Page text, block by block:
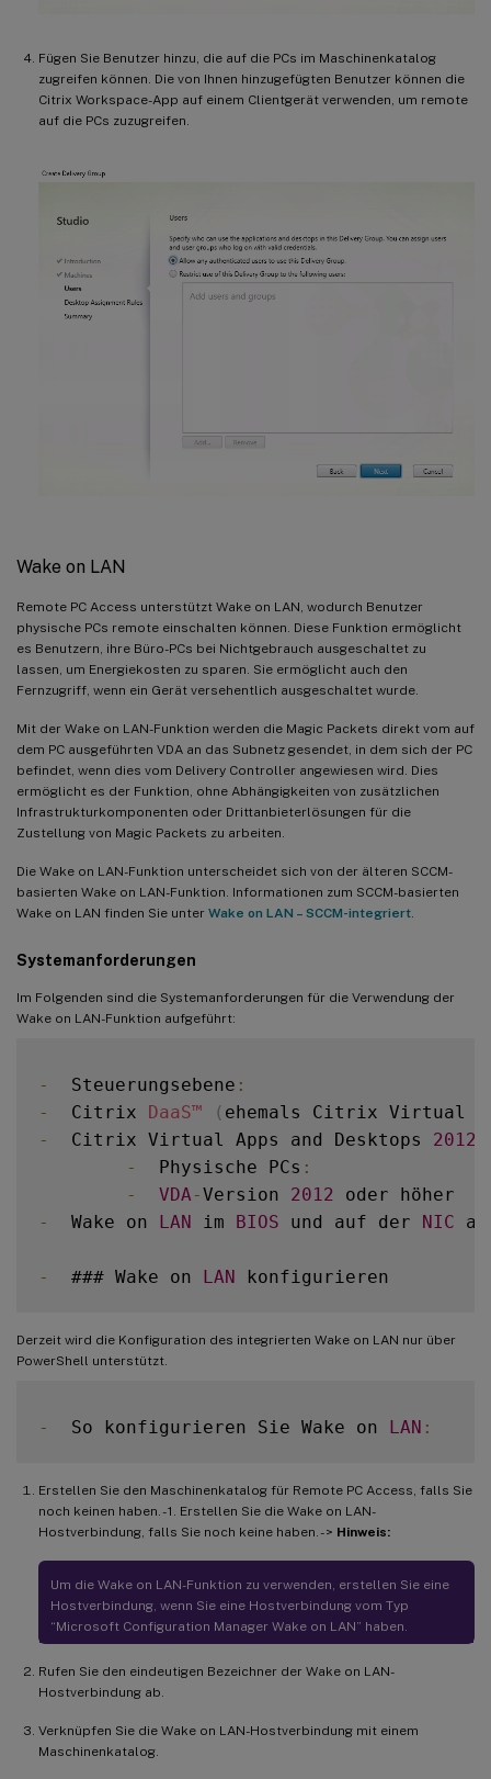
Fügen Sie Benutzer hinzu, die auf die PCs im Maschinenkatalog
zugreifen können. Die von Ihnen hinzugefügten Benutzer können die
Citrix Workspace-App auf einem Clientgerät verwenden, um remote
auf die PCs zuzugreifen.
Wake on LAN
Remote PC Access unterstützt Wake on LAN, wodurch Benutzer
physische PCs remote einschalten können. Diese Funktion ermöglicht
es Benutzern, ihre Büro-PCs bei Nichtgebrauch ausgeschaltet zu
lassen, um Energiekosten zu sparen. Sie ermöglicht auch den
Fernzugriff, wenn ein Gerät versehentlich ausgeschaltet wurde.
Mit der Wake on LAN-Funktion werden die Magic Packets direkt vom auf
dem PC ausgeführten VDA an das Subnetz gesendet, in dem sich der PC
befindet, wenn dies vom Delivery Controller angewiesen wird. Dies
ermöglicht es der Funktion, ohne Abhängigkeiten von zusätzlichen
Infrastrukturkomponenten oder Drittanbieterlösungen für die
Zustellung von Magic Packets zu arbeiten.
Die Wake on LAN-Funktion unterscheidet sich von der älteren SCCM-
basierten Wake on LAN-Funktion. Informationen zum SCCM-basierten
Wake on LAN finden Sie unter Wake on LAN – SCCM-integriert
Systemanforderungen
Im Folgenden sind die Systemanforderungen für die Verwendung der
Wake on LAN-Funktion aufgeführt:
-
  Steuerungsebene
:
-
  Citrix
DaaS™ ( ehemals Citrix Virtual
-
  Citrix Virtual Apps and Desktops
2012
-
  Physische PCs
:
-
VDA -Version 2012
-
  Wake on
LAN im BIOS und auf der NIC
-
  ### Wake on
LAN
Derzeit wird die Konfiguration des integrierten Wake on LAN nur über
PowerShell unterstützt.
-
  So konfigurieren Sie Wake on
LAN :
Erstellen Sie den Maschinenkatalog für Remote PC Access, falls Sie
noch keinen haben. - 1. Erstellen Sie die Wake on LAN-
Hostverbindung, falls Sie noch keine haben. - > Hinweis:
Um die Wake on LAN-Funktion zu verwenden, erstellen Sie eine
Hostverbindung, wenn Sie eine Hostverbindung vom Typ
“Microsoft Configuration Manager Wake on LAN” haben.
Rufen Sie den eindeutigen Bezeichner der Wake on LAN-
Hostverbindung ab.
Verknüpfen Sie die Wake on LAN-Hostverbindung mit einem
Maschinenkatalog.